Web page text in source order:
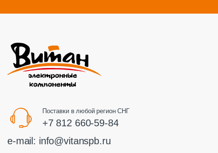
Поставки в любой регион СНГ
+7 812 660-59-84
e-mail: info@vitanspb.ru